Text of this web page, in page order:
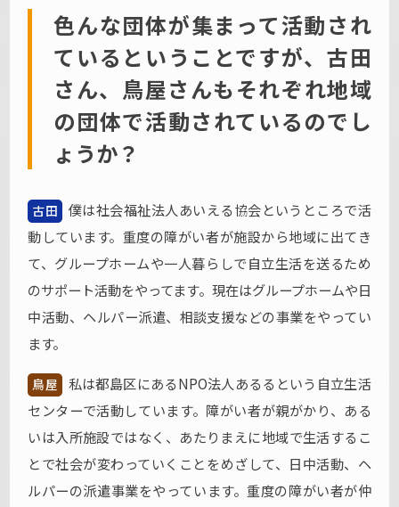
色んな団体が集まって活動され
ているということですが、古田
さん、鳥屋さんもそれぞれ地域
の団体で活動されているのでし
ょうか？
古田
僕は社会福祉法人あいえる協会というところで活
動しています。重度の障がい者が施設から地域に出てき
て、グループホームや一人暮らしで自立生活を送るため
のサポート活動をやってます。現在はグループホームや日
中活動、ヘルパー派遣、相談支援などの事業をやってい
ます。
鳥屋
私は都島区にあるNPO法人あるるという自立生活
センターで活動しています。障がい者が親がかり、ある
いは入所施設ではなく、あたりまえに地域で生活するこ
とで社会が変わっていくことをめざして、日中活動、ヘ
ルパーの派遣事業をやっています。重度の障がい者が仲